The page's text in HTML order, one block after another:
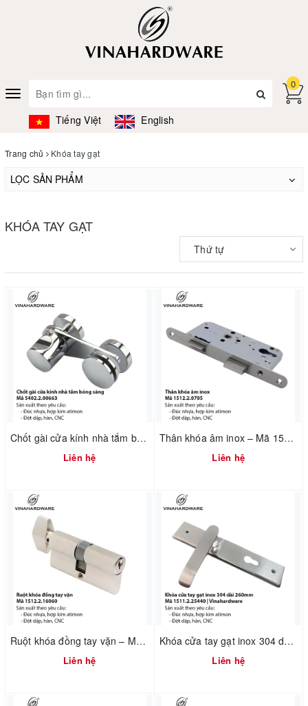
Toggle
navigation
Tiếng Việt English
0
Trang chủ Khóa tay gạt
LỌC SẢN PHẨM
KHÓA TAY GẠT
Thứ tự
Chốt gài cửa kính nhà tắm bóng sáng – Mã 5402.2.00663
Liên hệ
Thân khóa âm inox – Mã 1512.2.07055 | Vinahardware
Liên hệ
Ruột khóa đồng tay vặn – Mã 1512.2.16060 Dạng Euro Profile
Liên hệ
Khóa cửa tay gạt inox 304 dài 260mm – Mã 1511.2.25440 | Vinahardware
Liên hệ